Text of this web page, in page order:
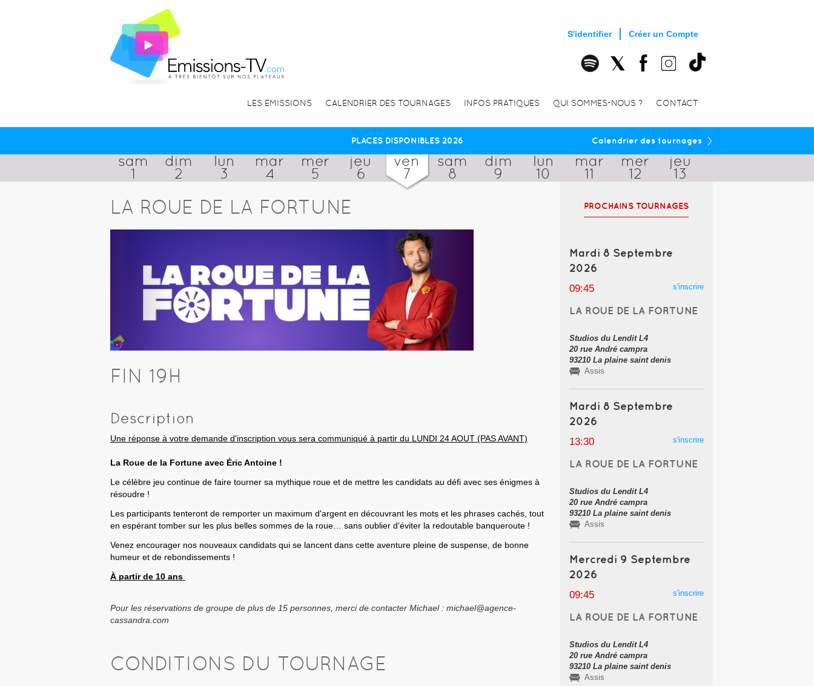
S'identifier Créer un Compte
LES EMISSIONS CALENDRIER DES TOURNAGES INFOS PRATIQUES QUI SOMMES-NOUS ? CONTACT
PLACES DISPONIBLES 2026 Calendrier des tournages ›
sam
1
dim
2
lun
3
mar
4
mer
5
jeu
6
ven
7
sam
8
dim
9
lun
10
mar
11
mer
12
jeu
13
LA ROUE DE LA FORTUNE
FIN 19H
Description
Une réponse à votre demande d'inscription vous sera communiqué à partir du LUNDI 24 AOUT (PAS AVANT)
La Roue de la Fortune avec Éric Antoine !
Le célèbre jeu continue de faire tourner sa mythique roue et de mettre les candidats au défi avec ses énigmes à
résoudre !
Les participants tenteront de remporter un maximum d'argent en découvrant les mots et les phrases cachés, tout
en espérant tomber sur les plus belles sommes de la roue… sans oublier d'éviter la redoutable banqueroute !
Venez encourager nos nouveaux candidats qui se lancent dans cette aventure pleine de suspense, de bonne
humeur et de rebondissements !
À partir de 10 ans
Pour les réservations de groupe de plus de 15 personnes, merci de contacter Michael : michael@agence-
cassandra.com
CONDITIONS DU TOURNAGE
PROCHAINS TOURNAGES
Mardi 8 Septembre
2026
09:45 s'inscrire
LA ROUE DE LA FORTUNE
Studios du Lendit L4
20 rue André campra
93210 La plaine saint denis
Assis
Mardi 8 Septembre
2026
13:30 s'inscrire
LA ROUE DE LA FORTUNE
Studios du Lendit L4
20 rue André campra
93210 La plaine saint denis
Assis
Mercredi 9 Septembre
2026
09:45 s'inscrire
LA ROUE DE LA FORTUNE
Studios du Lendit L4
20 rue André campra
93210 La plaine saint denis
Assis